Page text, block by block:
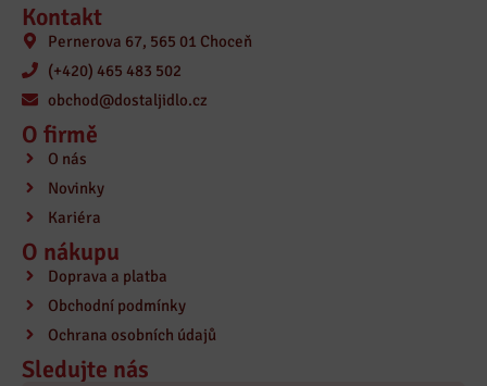
Kontakt
Pernerova 67, 565 01 Choceň
(+420) 465 483 502
obchod@dostaljidlo.cz
O firmě
O nás
Novinky
Kariéra
O nákupu
Doprava a platba
Obchodní podmínky
Ochrana osobních údajů
Sledujte nás